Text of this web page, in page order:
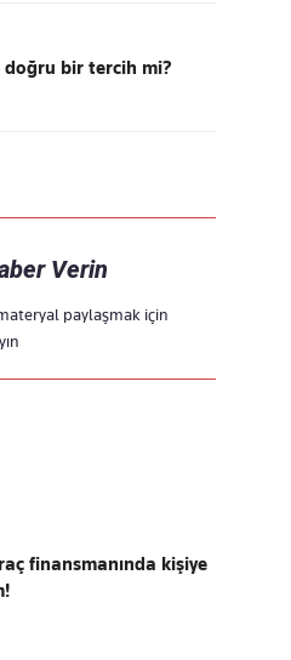
bir tercih mi?
Verin
paylaşmak için
finansmanında kişiye